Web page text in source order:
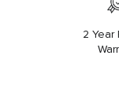
2 Year